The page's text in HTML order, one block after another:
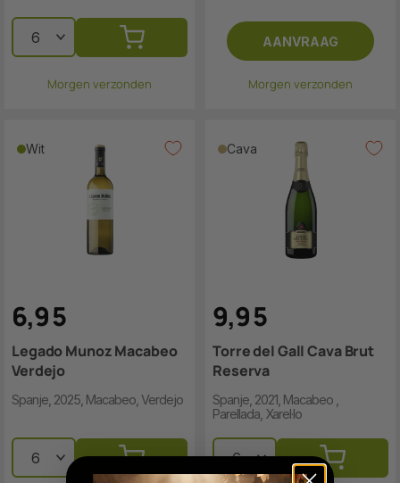
Morgen verzonden
AANVRAAG
Morgen verzonden
Wit
6,95
Legado Munoz Macabeo
Verdejo
Spanje, 2025, Macabeo, Verdejo
Cava
9,95
Torre del Gall Cava Brut
Reserva
Spanje, 2021, Macabeo ,
Parellada, Xarel·lo